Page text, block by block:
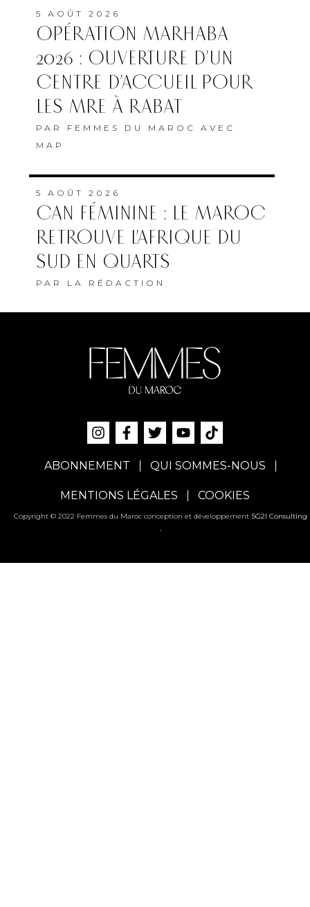
5 AOÛT 2026
OPÉRATION MARHABA
2026 : OUVERTURE D’UN
CENTRE D’ACCUEIL POUR
LES MRE À RABAT
PAR FEMMES DU MAROC AVEC
MAP
5 AOÛT 2026
CAN FÉMININE : LE MAROC
RETROUVE L’AFRIQUE DU
SUD EN QUARTS
PAR LA RÉDACTION
ABONNEMENT QUI SOMMES-NOUS
MENTIONS LÉGALES COOKIES
Copyright © 2022 Femmes du Maroc conception et développement SG2I Consulting